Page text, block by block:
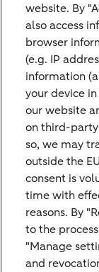
Sicheres
Sicherheit
Priorität.
um Ihre
Sie über
schützen.
Banking
website. By
also access
browser
(e.g. IP
information
your device
our website
on third-party
so, we may
outside the
consent is
time with
reasons. By
to the
"Manage
and